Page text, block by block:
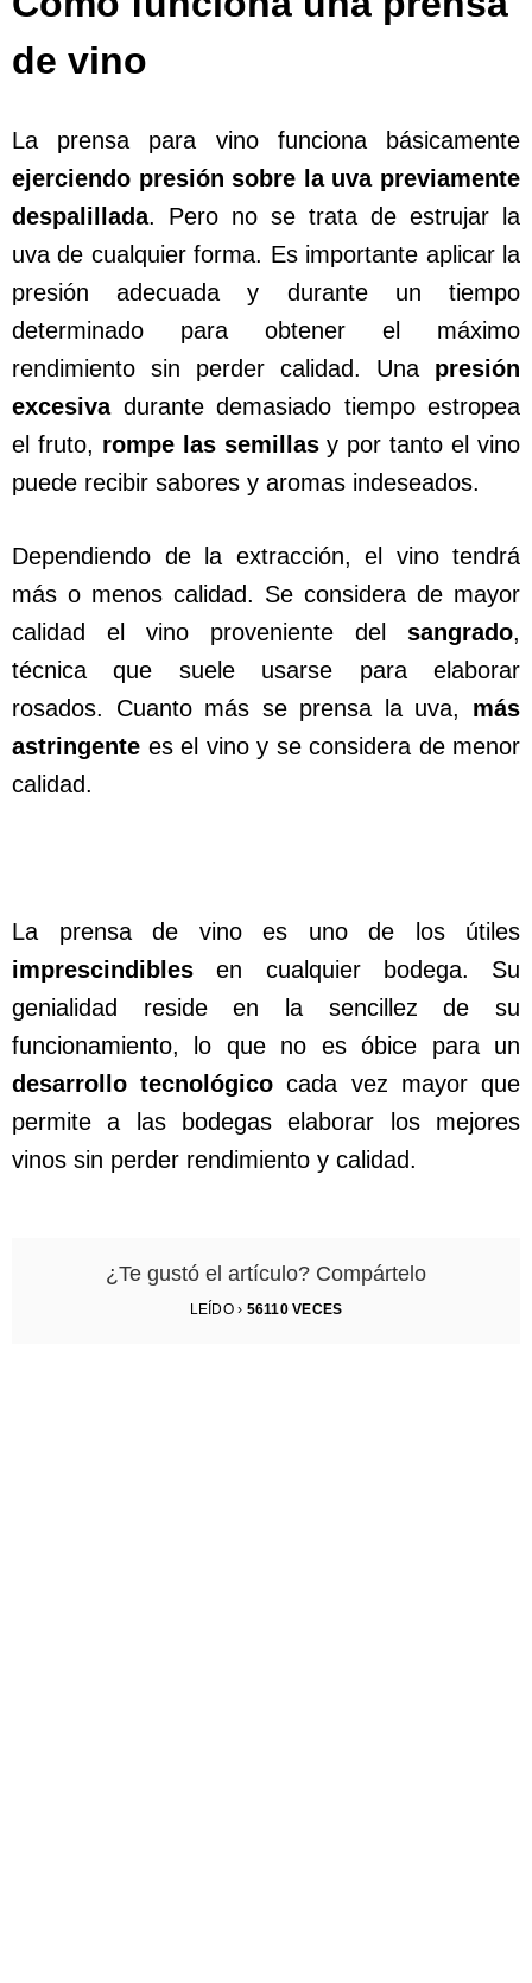
de vino
La prensa para vino funciona básicamente
ejerciendo presión sobre la uva previamente
despalillada. Pero no se trata de estrujar la
uva de cualquier forma. Es importante aplicar la
presión adecuada y durante un tiempo
determinado para obtener el máximo
rendimiento sin perder calidad. Una presión
excesivadurante demasiado tiempo estropea
el fruto, rompe las semillasy por tanto el vino
puede recibir sabores y aromas indeseados.
Dependiendo de la extracción, el vino tendrá
más o menos calidad. Se considera de mayor
calidad el vino proveniente del sangrado,
técnica que suele usarse para elaborar
rosados. Cuanto más se prensa la uva, más
astringente es el vino y se considera de menor
calidad.
La prensa de vino es uno de los útiles
imprescindibles en cualquier bodega. Su
genialidad reside en la sencillez de su
funcionamiento, lo que no es óbice para un
desarrollo tecnológico cada vez mayor que
permite a las bodegas elaborar los mejores
vinos sin perder rendimiento y calidad.
¿Te gustó el artículo? Compártelo
LEÍDO › 56110VECES